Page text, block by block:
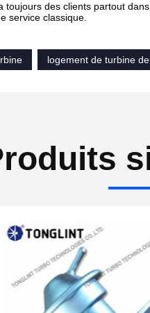
toujours des clients partout
service classique.
logement de turbine